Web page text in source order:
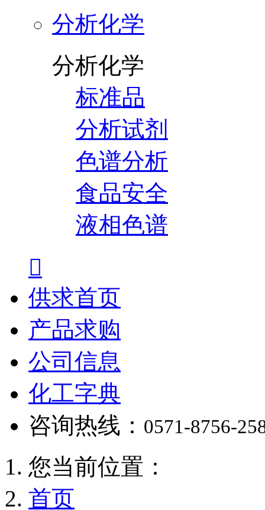
分析化学
分析化学
标准品
分析试剂
色谱分析
食品安全
液相色谱

供求首页
产品求购
公司信息
化工字典
咨询热线： 0571-8756-
您当前位置：
首页